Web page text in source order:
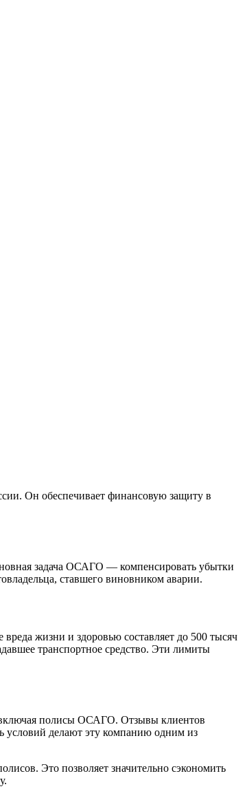
Он обеспечивает финансовую защиту в
задача ОСАГО — компенсировать убытки
ставшего виновником аварии.
жизни и здоровью составляет до 500 тысяч
транспортное средство. Эти лимиты
включая полисы ОСАГО. Отзывы клиентов
условий делают эту компанию одним из
Это позволяет значительно сэкономить